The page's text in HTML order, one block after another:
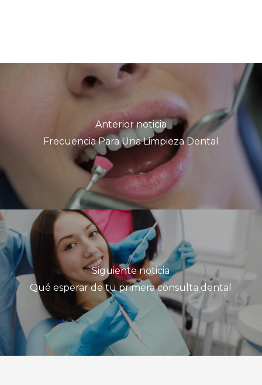
Anterior noticia
Frecuencia Para Una Limpieza Dental
Siguiente noticia
Qué esperar de tu primera consulta dental